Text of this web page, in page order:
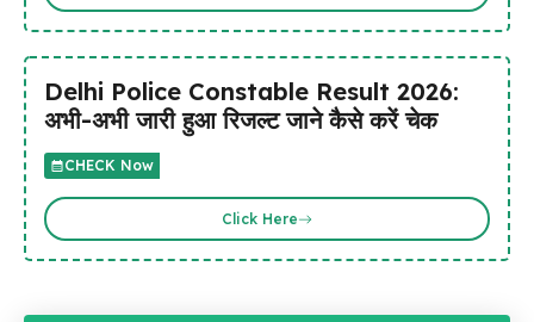
Delhi Police Constable Result 2026:
अभी-अभी जारी हुआ रिजल्ट जाने कैसे करें चेक
CHECK Now
Click Here